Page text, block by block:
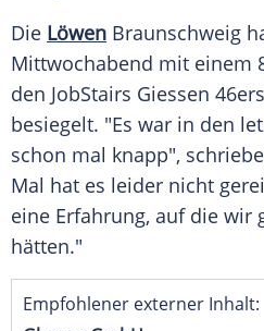
Die Löwen Braunschweig
Mittwochabend mit einem
den JobStairs Giessen
besiegelt. "Es war in den
schon mal knapp",
Mal hat es leider nicht
eine Erfahrung, auf die wir
hätten."
Empfohlener externer Inhalt: